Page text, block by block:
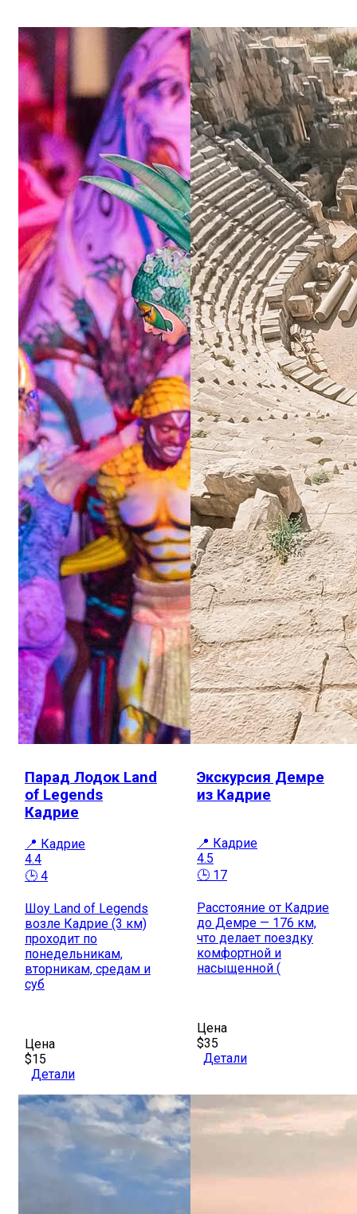
Парад Лодок Land
of Legends
Кадрие
📍 Кадрие
4.4
🕒 4
Шоу Land of Legends
возле Кадрие (3 км)
проходит по
понедельникам,
вторникам, средам и
суб
Цена
$15
Детали
Экскурсия Демре
из Кадрие
📍 Кадрие
4.5
🕒 17
Расстояние от Кадрие
до Демре — 176 км,
что делает поездку
комфортной и
насыщенной (
Цена
$35
Детали